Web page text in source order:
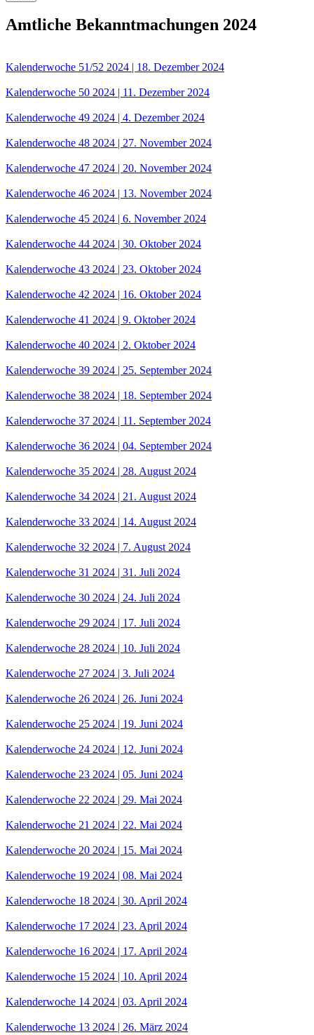
Amtliche Bekanntmachungen 2024
Kalenderwoche 51/52 2024 | 18. Dezember 2024
Kalenderwoche 50 2024 | 11. Dezember 2024
Kalenderwoche 49 2024 | 4. Dezember 2024
Kalenderwoche 48 2024 | 27. November 2024
Kalenderwoche 47 2024 | 20. November 2024
Kalenderwoche 46 2024 | 13. November 2024
Kalenderwoche 45 2024 | 6. November 2024
Kalenderwoche 44 2024 | 30. Oktober 2024
Kalenderwoche 43 2024 | 23. Oktober 2024
Kalenderwoche 42 2024 | 16. Oktober 2024
Kalenderwoche 41 2024 | 9. Oktober 2024
Kalenderwoche 40 2024 | 2. Oktober 2024
Kalenderwoche 39 2024 | 25. September 2024
Kalenderwoche 38 2024 | 18. September 2024
Kalenderwoche 37 2024 | 11. September 2024
Kalenderwoche 36 2024 | 04. September 2024
Kalenderwoche 35 2024 | 28. August 2024
Kalenderwoche 34 2024 | 21. August 2024
Kalenderwoche 33 2024 | 14. August 2024
Kalenderwoche 32 2024 | 7. August 2024
Kalenderwoche 31 2024 | 31. Juli 2024
Kalenderwoche 30 2024 | 24. Juli 2024
Kalenderwoche 29 2024 | 17. Juli 2024
Kalenderwoche 28 2024 | 10. Juli 2024
Kalenderwoche 27 2024 | 3. Juli 2024
Kalenderwoche 26 2024 | 26. Juni 2024
Kalenderwoche 25 2024 | 19. Juni 2024
Kalenderwoche 24 2024 | 12. Juni 2024
Kalenderwoche 23 2024 | 05. Juni 2024
Kalenderwoche 22 2024 | 29. Mai 2024
Kalenderwoche 21 2024 | 22. Mai 2024
Kalenderwoche 20 2024 | 15. Mai 2024
Kalenderwoche 19 2024 | 08. Mai 2024
Kalenderwoche 18 2024 | 30. April 2024
Kalenderwoche 17 2024 | 23. April 2024
Kalenderwoche 16 2024 | 17. April 2024
Kalenderwoche 15 2024 | 10. April 2024
Kalenderwoche 14 2024 | 03. April 2024
Kalenderwoche 13 2024 | 26. März 2024